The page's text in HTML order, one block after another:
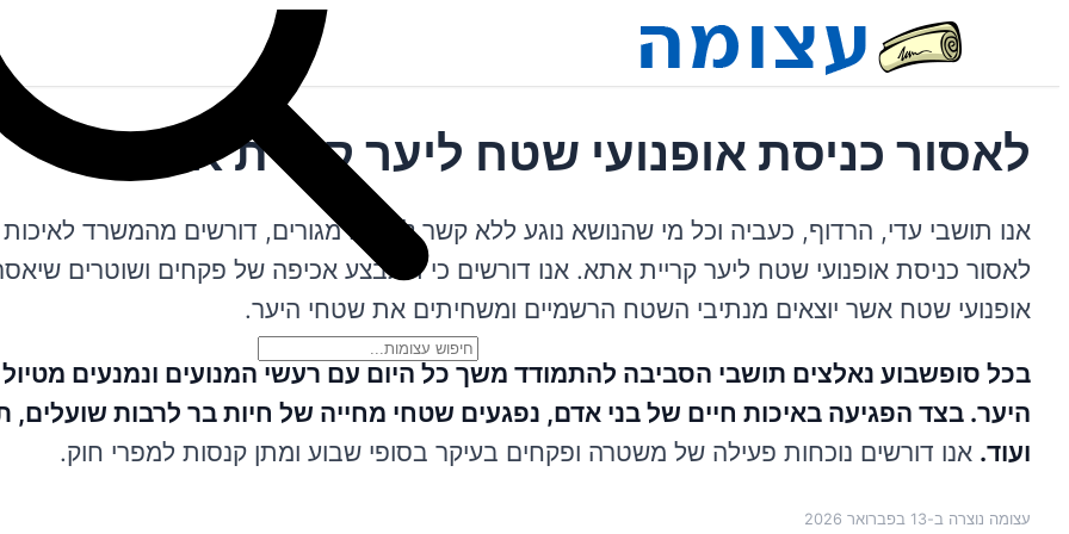
לאסור כניסת אופנועי שטח ליער קריית אתא
אנו תושבי עדי, הרדוף, כעביה וכל מי שהנושא נוגע ללא קשר למקום מגורים, דורשים מהמשרד
לאסור כניסת אופנועי שטח ליער קריית אתא. אנו דורשים כי תתבצע אכיפה של פקחים ושוטרים
אופנועי שטח אשר יוצאים מנתיבי השטח הרשמיים ומשחיתים את שטחי היער.
בכל סופשבוע נאלצים תושבי הסביבה להתמודד משך כל היום עם רעשי המנועים ונמנעים
היער. בצד הפגיעה באיכות חיים של בני אדם, נפגעים שטחי מחייה של חיות בר לרבות שועלים,
ועוד. אנו דורשים נוכחות פעילה של משטרה ופקחים בעיקר בסופי שבוע ומתן קנסות למפרי חוק.
עצומה נוצרה ב-13 בפברואר 2026